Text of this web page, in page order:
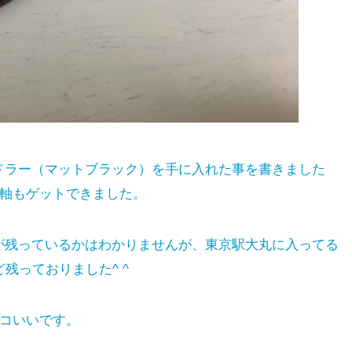
ー（マットブラック）を手に入れた事を書きました
もゲットできました。
っているかはわかりませんが、東京駅大丸に入ってる
残っておりました^ ^
いいです。